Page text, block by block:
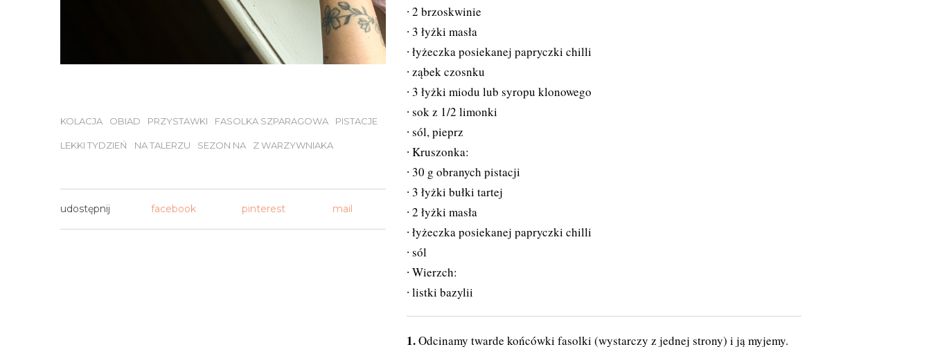
KOLACJA OBIAD PRZYSTAWKI FASOLKA SZPARAGOWA PISTACJE
LEKKI TYDZIEŃ NA TALERZU SEZON NA Z WARZYWNIAKA
udostępnij facebook pinterest mail
2 brzoskwinie
3 łyżki masła
łyżeczka posiekanej papryczki chilli
ząbek czosnku
3 łyżki miodu lub syropu klonowego
sok z 1/2 limonki
sól, pieprz
Kruszonka:
30 g obranych pistacji
3 łyżki bułki tartej
2 łyżki masła
łyżeczka posiekanej papryczki chilli
sól
Wierzch:
listki bazylii
Odcinamy twarde końcówki fasolki (wystarczy z jednej strony) i ją myjemy.